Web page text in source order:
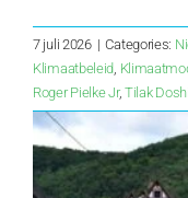
7 juli 2026 | Categories:
Klimaatbeleid,
Roger Pielke Jr, Tilak Doshi